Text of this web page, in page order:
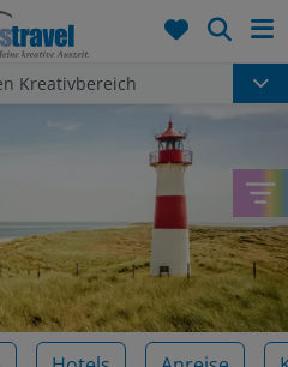
Kreativbereich